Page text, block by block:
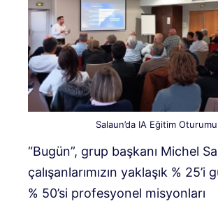
Salaun’da IA ​​Eğitim Oturumu
“Bugün”, grup başkanı Michel
çalışanlarımızın yaklaşık % 25’i
% 50’si profesyonel misyonları